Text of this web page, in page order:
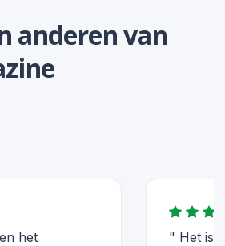
anderen van
het
" Het is